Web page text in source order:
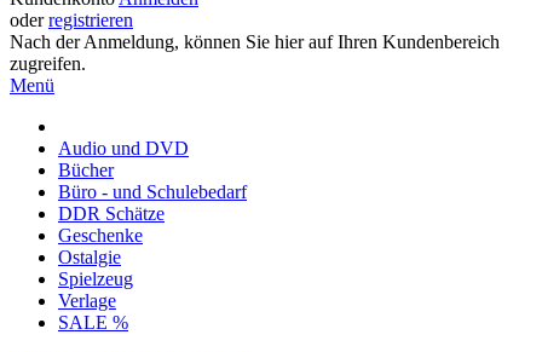
oderregistrieren
Nach der Anmeldung, können Sie hier auf Ihren Kundenbereich
zugreifen.
Menü
Audio und DVD
Bücher
Büro - und Schulebedarf
DDR Schätze
Geschenke
Ostalgie
Spielzeug
Verlage
SALE %